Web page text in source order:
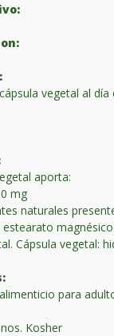
vegetal al
aporta:
mg
naturales
Cápsula vegetal:
para
Kosher